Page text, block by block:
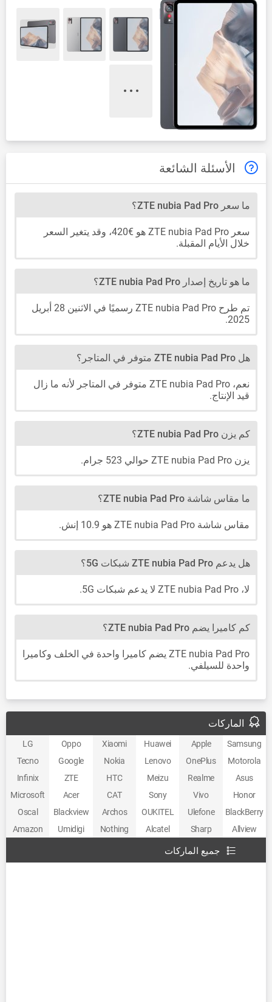
الأسئلة الشائعة
ما سعر ZTE nubia Pad Pro؟
سعر ZTE nubia Pad Pro هو €420، وقد يتغير السعر
خلال الأيام المقبلة.
ما هو تاريخ إصدار ZTE nubia Pad Pro؟
تم طرح ZTE nubia Pad Pro رسميًا في الاثنين 28 أبريل
2025.
هل ZTE nubia Pad Pro متوفر في المتاجر؟
نعم، ZTE nubia Pad Pro متوفر في المتاجر لأنه ما زال
قيد الإنتاج.
كم يزن ZTE nubia Pad Pro؟
يزن ZTE nubia Pad Pro حوالي 523 جرام.
ما مقاس شاشة ZTE nubia Pad Pro؟
مقاس شاشة ZTE nubia Pad Pro هو 10.9 إنش.
هل يدعم ZTE nubia Pad Pro شبكات 5G؟
لا، ZTE nubia Pad Pro لا يدعم شبكات 5G.
كم كاميرا يضم ZTE nubia Pad Pro؟
ZTE nubia Pad Pro يضم كاميرا واحدة في الخلف وكاميرا
واحدة للسيلفي.
الماركات
Samsung
Apple
Huawei
Xiaomi
Oppo
LG
Motorola
OnePlus
Lenovo
Nokia
Google
Tecno
Asus
Realme
Meizu
HTC
ZTE
Infinix
Honor
Vivo
Sony
CAT
Acer
Microsoft
BlackBerry
Ulefone
OUKITEL
Archos
Blackview
Oscal
Allview
Sharp
Alcatel
Nothing
Umidigi
Amazon
جميع الماركات